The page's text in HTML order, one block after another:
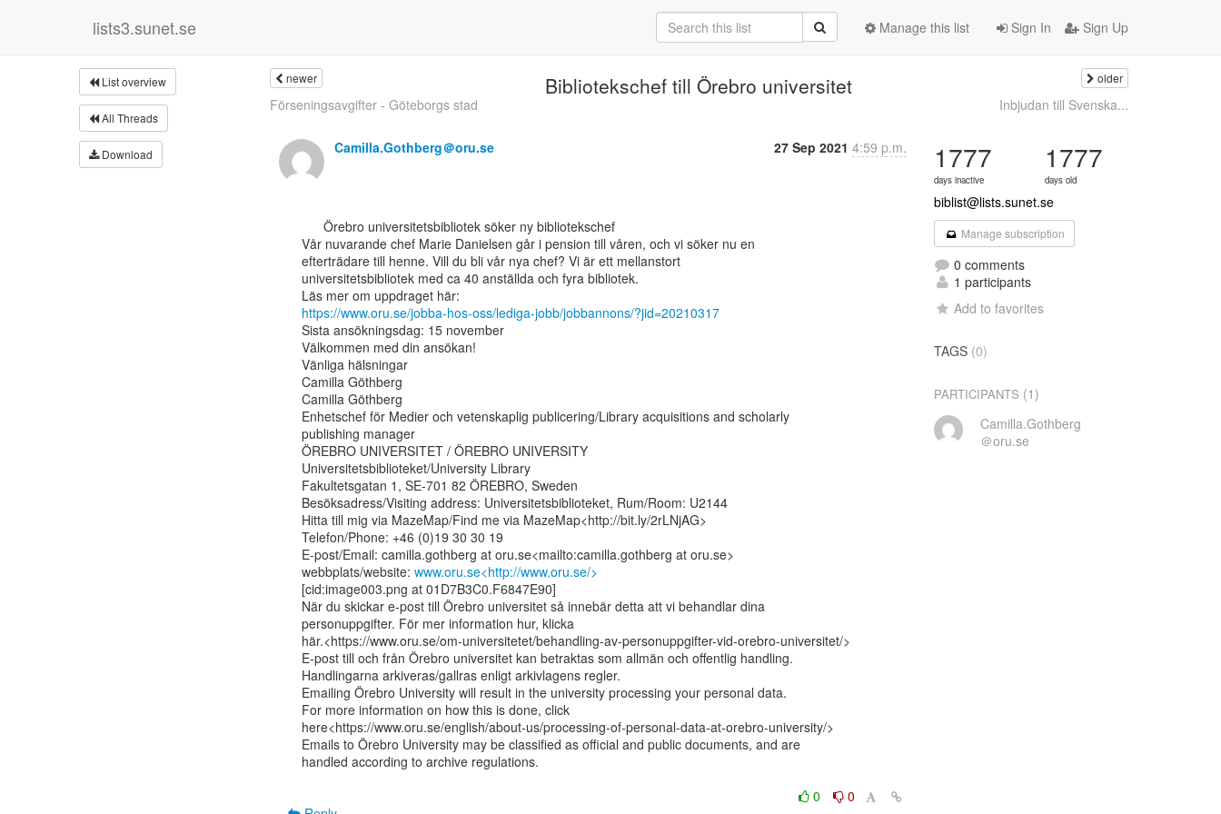
lists3.sunet.se Sign In Sign Up
Manage this list
List overview
All Threads
Download
newer Bibliotekschef till Örebro universitet older
Förseningsavgifter - Göteborgs stad Inbjudan till Svenska...
Camilla.Gothberg＠oru.se 27 Sep 2021 4:59 p.m.
Vår nuvarande chef Marie Danielsen går i pension till våren, och vi söker nu en
efterträdare till henne. Vill du bli vår nya chef? Vi är ett mellanstort
universitetsbibliotek med ca 40 anställda och fyra bibliotek.
https://www.oru.se/jobba-hos-oss/lediga-jobb/jobbannons/?jid=20210317
Sista ansökningsdag: 15 november
Välkommen med din ansökan!
Vänliga hälsningar
Camilla Göthberg
Camilla Göthberg
Enhetschef för Medier och vetenskaplig publicering/Library acquisitions and scholarly
publishing manager
ÖREBRO UNIVERSITET / ÖREBRO UNIVERSITY
Universitetsbiblioteket/University Library
Fakultetsgatan 1, SE-701 82 ÖREBRO, Sweden
Besöksadress/Visiting address: Universitetsbiblioteket, Rum/Room: U2144
Hitta till mig via MazeMap/Find me via MazeMap<http://bit.ly/2rLNjAG>
Telefon/Phone: +46 (0)19 30 30 19
E-post/Email: camilla.gothberg at oru.se<mailto:camilla.gothberg at oru.se>
webbplats/website: www.oru.se<http://www.oru.se/>
[cid:image003.png at 01D7B3C0.F6847E90]
När du skickar e-post till Örebro universitet så innebär detta att vi behandlar dina
personuppgifter. För mer information hur, klicka
här.<https://www.oru.se/om-universitetet/behandling-av-personuppgifter-vid-orebro-universitet/>
E-post till och från Örebro universitet kan betraktas som allmän och offentlig handling.
Handlingarna arkiveras/gallras enligt arkivlagens regler.
Emailing Örebro University will result in the university processing your personal data.
For more information on how this is done, click
here<https://www.oru.se/english/about-us/processing-of-personal-data-at-orebro-university/>
Emails to Örebro University may be classified as official and public documents, and are
handled according to archive regulations.
0
0
1777
days inactive
1777
days old
biblist@lists.sunet.se
Manage subscription
0 comments
1 participants
Add to favorites
TAGS (0)
PARTICIPANTS (1)
Camilla.Gothberg
＠oru.se